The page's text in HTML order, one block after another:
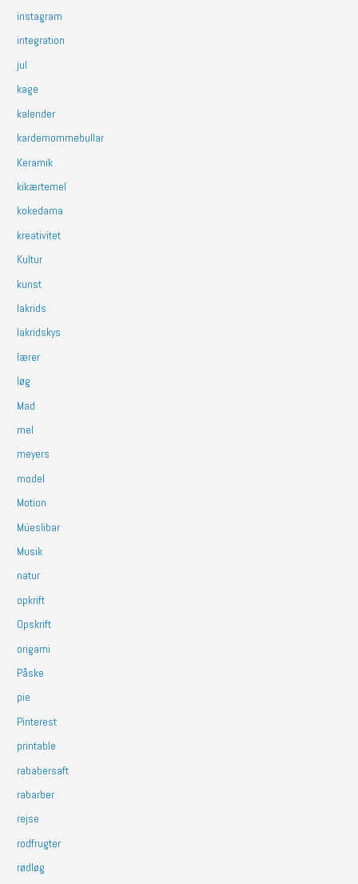
instagram
integration
jul
kage
kalender
kardemommebullar
Keramik
kikærtemel
kokedama
kreativitet
Kultur
kunst
lakrids
lakridskys
lærer
løg
Mad
mel
meyers
model
Motion
Müeslibar
Musik
natur
opkrift
Opskrift
origami
Påske
pie
Pinterest
printable
rababersaft
rabarber
rejse
rodfrugter
rødløg